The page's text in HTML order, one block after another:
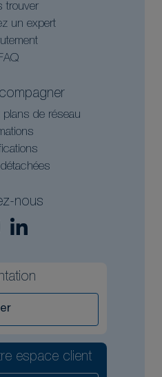
trouver
un expert
plans de réseau
nous
espace client